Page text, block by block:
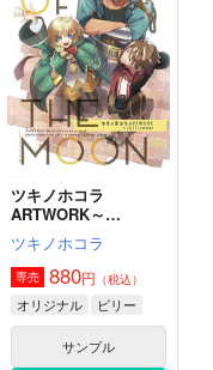
ツキノホコラ
ARTWORK～
2023Summer
ツキノホコラ
専売 880円 （税込）
オリジナル ビリー
サンプル